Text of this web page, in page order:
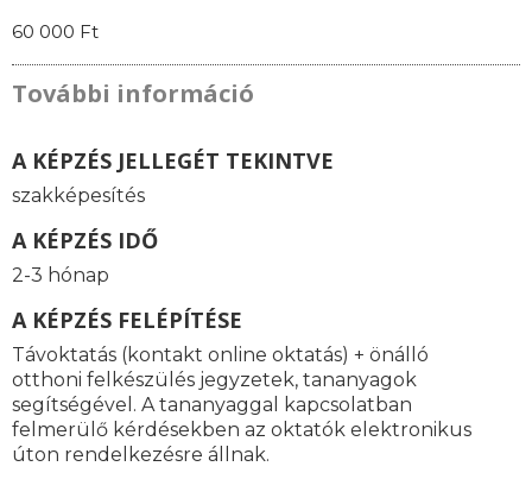
60 000 Ft
További információ
A KÉPZÉS JELLEGÉT TEKINTVE
szakképesítés
A KÉPZÉS IDŐ
2-3 hónap
A KÉPZÉS FELÉPÍTÉSE
Távoktatás (kontakt online oktatás) + önálló
otthoni felkészülés jegyzetek, tananyagok
segítségével. A tananyaggal kapcsolatban
felmerülő kérdésekben az oktatók elektronikus
úton rendelkezésre állnak.